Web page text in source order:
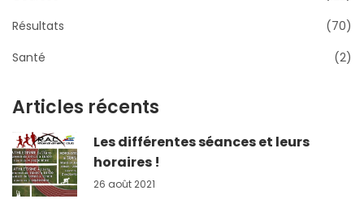
Résultats
(70)
Santé
(2)
Articles récents
Les différentes séances et leurs
horaires !
26 août 2021